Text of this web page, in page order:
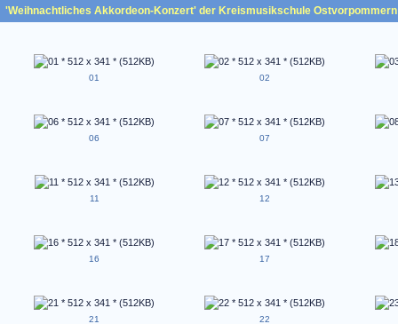
'Weihnachtliches Akkordeon-Konzert' der Kreismusikschule Ostvorpommern
01 02
06 07
11 12
16 17
21 22